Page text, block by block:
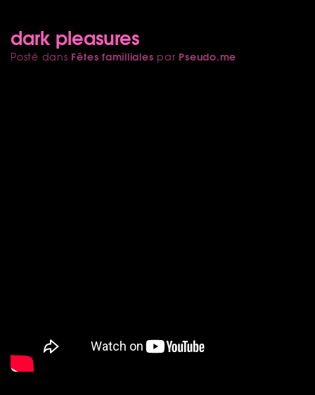
dark pleasures
Posté dans Fêtes familliales par Pseudo.me